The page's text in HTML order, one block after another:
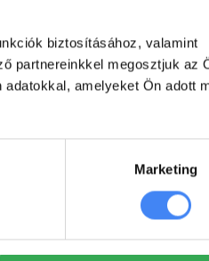
biztosításához, valamint
partnereinkkel megosztjuk az
amelyeket Ön adott
Marketing
Hogyan
Google
A Google
mappáik
mappák
akik
Google-n